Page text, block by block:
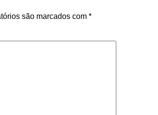
são marcados com *